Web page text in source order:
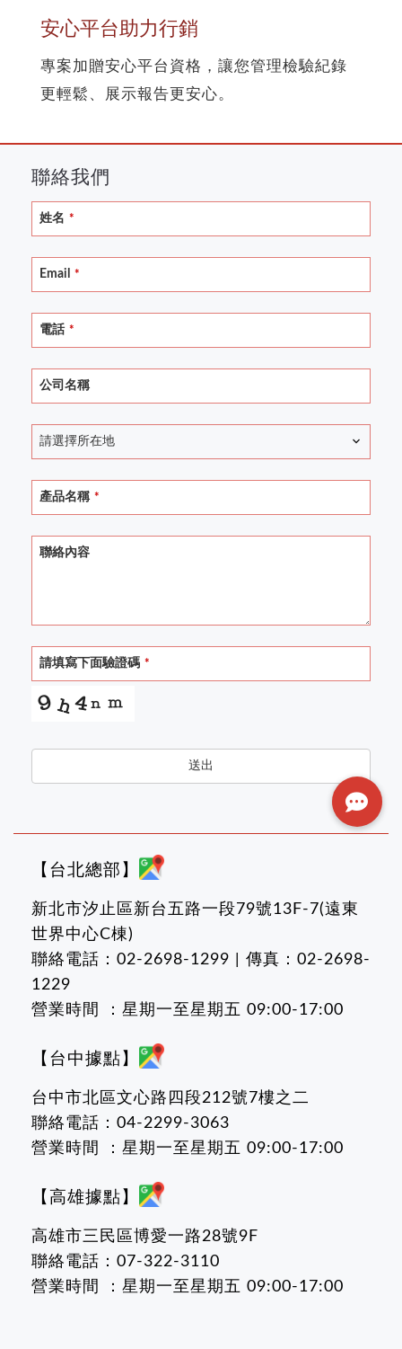
安心平台助力行銷
專案加贈安心平台資格，讓您管理檢驗紀錄
更輕鬆、展示報告更安心。
聯絡我們
姓名 *
Email *
電話 *
Email *
公司名稱
請選擇所在地
產品名稱 *
聯絡內容
請填寫下面驗證碼 *
送出
【台北總部】
新北市汐止區新台五路一段79號13F-7(遠東
世界中心C棟)
聯絡電話：02-2698-1299 | 傳真：02-2698-
1229
營業時間 ：星期一至星期五 09:00-17:00
【台中據點】
台中市北區文心路四段212號7樓之二
聯絡電話：04-2299-3063
營業時間 ：星期一至星期五 09:00-17:00
【高雄據點】
高雄市三民區博愛一路28號9F
聯絡電話：07-322-3110
營業時間 ：星期一至星期五 09:00-17:00